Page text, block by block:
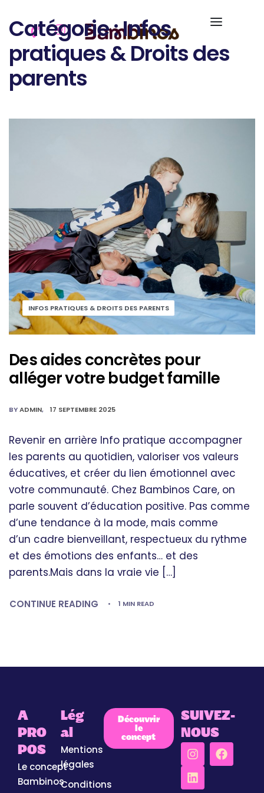
Catégorie :Infos
pratiques & Droits des
parents
INFOS PRATIQUES & DROITS DES PARENTS
Des aides concrètes pour
alléger votre budget famille
BYADMIN 17 SEPTEMBRE 2025
Revenir en arrière Info pratique accompagner
les parents au quotidien, valoriser vos valeurs
éducatives, et créer du lien émotionnel avec
votre communauté. Chez Bambinos Care, on
parle souvent d’éducation positive. Pas comme
d’une tendance à la mode, mais comme
d’un cadre bienveillant, respectueux du rythme
et des émotions des enfants… et des
parents.Mais dans la vraie vie […]
CONTINUE READING 1 MIN READ
A
PRO
POS
Le concept
Bambinos
Lég
al
Mentions
légales
Conditions
Découvrir
le
concept
SUIVEZ-
NOUS